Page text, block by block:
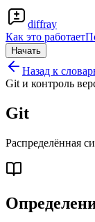
diffray
Как это работает
Начать
Назад к
Git и контроль
Git
Распределённая